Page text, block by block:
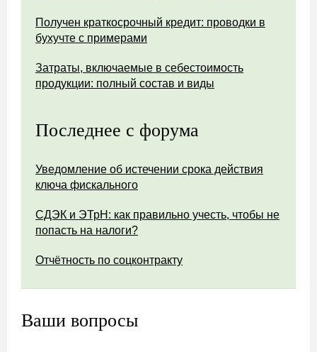
Получен краткосрочный кредит: проводки в
бухучте с примерами
Затраты, включаемые в себестоимость
продукции: полный состав и виды
Последнее с форума
Уведомление об истечении срока действия
ключа фискального
СДЭК и ЭТрН: как правильно учесть, чтобы не
попасть на налоги?
Отчётность по соцконтракту
Ваши вопросы